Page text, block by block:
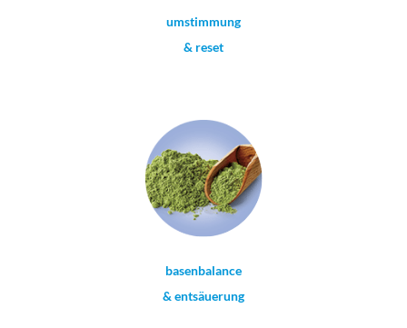
umstimmung
& reset
basenbalance
& entsäuerung